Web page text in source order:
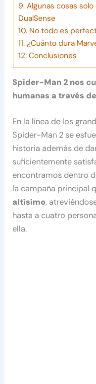
9.Algunas cosas
DualSense
10.No todo es
11.¿Cuánto dura
12.Conclusiones
Spider-Man 2 nos
humanas a través
En la línea de los
Spider-Man 2 se
historia además de
suficientemente
encontramos dentro
la campaña principal
altísimo,
hasta a cuatro
ella.